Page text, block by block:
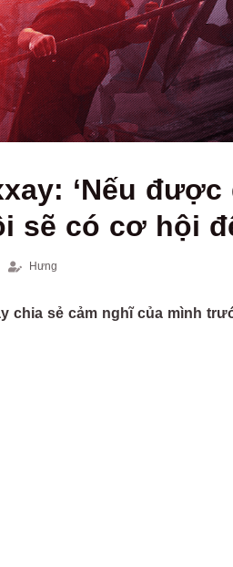
‘Nếu
sẽ có cơ hội
Hưng
chia sẻ cảm nghĩ của mình